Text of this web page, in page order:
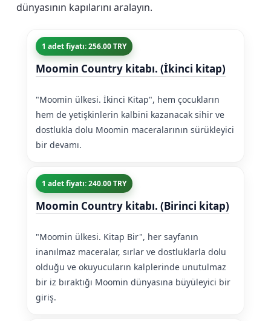
dünyasının kapılarını aralayın.
1 adet fiyatı: 256.00 TRY
Moomin Country kitabı. (İkinci kitap)
"Moomin ülkesi. İkinci Kitap", hem çocukların
hem de yetişkinlerin kalbini kazanacak sihir ve
dostlukla dolu Moomin maceralarının sürükleyici
bir devamı.
1 adet fiyatı: 240.00 TRY
Moomin Country kitabı. (Birinci kitap)
"Moomin ülkesi. Kitap Bir", her sayfanın
inanılmaz maceralar, sırlar ve dostluklarla dolu
olduğu ve okuyucuların kalplerinde unutulmaz
bir iz bıraktığı Moomin dünyasına büyüleyici bir
giriş.